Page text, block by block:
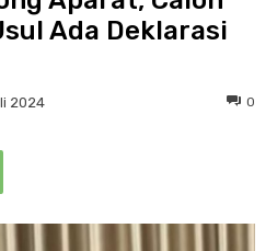
Ada Deklarasi
2024 0